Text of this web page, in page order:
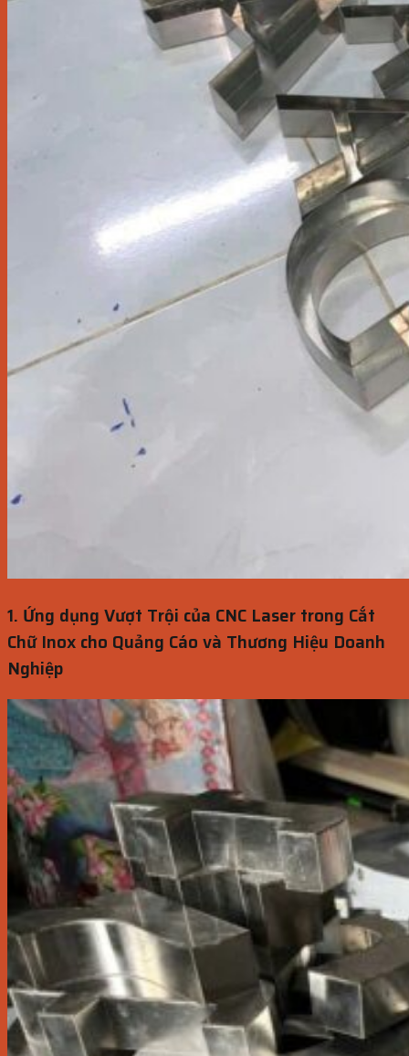
1. Ứng dụng Vượt Trội của CNC Laser trong Cắt
Chữ Inox cho Quảng Cáo và Thương Hiệu Doanh
Nghiệp